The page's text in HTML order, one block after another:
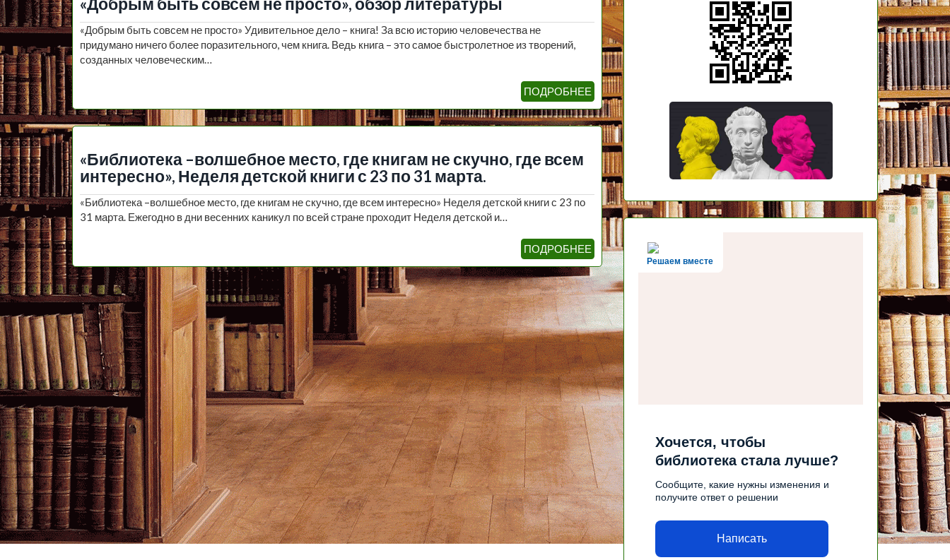
«Добрым быть совсем не просто», обзор литературы
«Добрым быть совсем не просто» Удивительное дело – книга! За всю историю человечества не
придумано ничего более поразительного, чем книга. Ведь книга – это самое быстролетное из творений,
созданных человеческим…
ПОДРОБНЕЕ
«Библиотека –волшебное место, где книгам не скучно, где всем
интересно», Неделя детской книги с 23 по 31 марта.
«Библиотека –волшебное место, где книгам не скучно, где всем интересно» Неделя детской книги с 23 по
31 марта. Ежегодно в дни весенних каникул по всей стране проходит Неделя детской и…
ПОДРОБНЕЕ
Решаем вместе
Хочется, чтобы
библиотека стала лучше?
Сообщите, какие нужны изменения и
получите ответ о решении
Написать